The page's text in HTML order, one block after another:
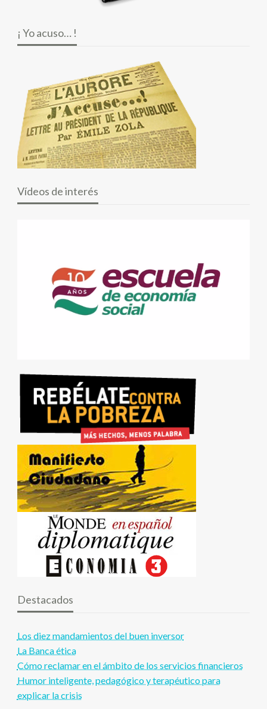
¡ Yo acuso… !
Vídeos de interés
Destacados
Los diez mandamientos del buen inversor
La Banca ética
Cómo reclamar en el ámbito de los servicios financieros
Humor inteligente, pedagógico y terapéutico para
explicar la crisis